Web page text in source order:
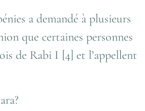
a demandé à plusieurs
que certaines personnes
de Rabi I [4] et l’appellent